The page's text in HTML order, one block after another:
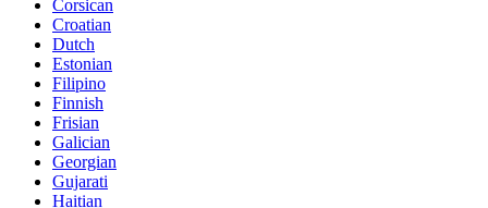
Corsican
Croatian
Dutch
Estonian
Filipino
Finnish
Frisian
Galician
Georgian
Gujarati
Haitian